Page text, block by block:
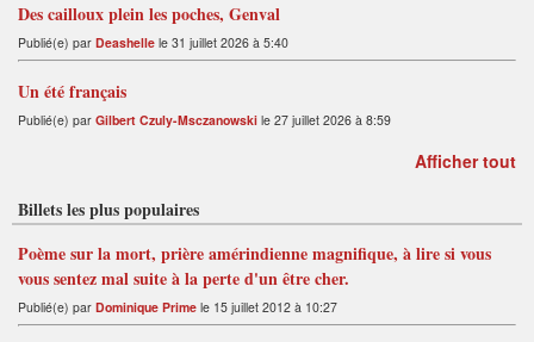
Des cailloux plein les poches, Genval
Publié(e) par Deashelle le 31 juillet 2026 à 5:40
Un été français
Publié(e) par Gilbert Czuly-Msczanowski le 27 juillet 2026 à 8:59
Afficher tout
Billets les plus populaires
Poème sur la mort, prière amérindienne magnifique, à lire si vous
vous sentez mal suite à la perte d'un être cher.
Publié(e) par Dominique Prime le 15 juillet 2012 à 10:27